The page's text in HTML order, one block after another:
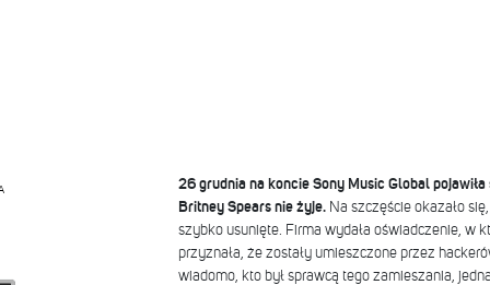
26 grudnia na koncie Sony Music Global
Britney Spears nie żyje.Na szczęście okazało
szybko usunięte. Firma wydała oświadczenie, w
przyznała, że zostały umieszczone przez
wiadomo, kto był sprawcą tego zamieszania,